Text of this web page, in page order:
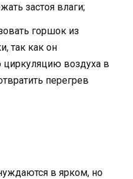
застоя влаги;
горшок из
так как он
воздуха в
перегрев
в ярком, но